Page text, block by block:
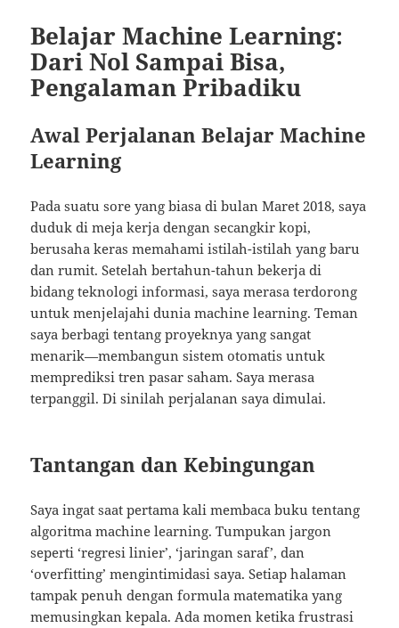
Belajar Machine Learning:
Dari Nol Sampai Bisa,
Pengalaman Pribadiku
Awal Perjalanan Belajar Machine
Learning
Pada suatu sore yang biasa di bulan Maret 2018, saya
duduk di meja kerja dengan secangkir kopi,
berusaha keras memahami istilah-istilah yang baru
dan rumit. Setelah bertahun-tahun bekerja di
bidang teknologi informasi, saya merasa terdorong
untuk menjelajahi dunia machine learning. Teman
saya berbagi tentang proyeknya yang sangat
menarik—membangun sistem otomatis untuk
memprediksi tren pasar saham. Saya merasa
terpanggil. Di sinilah perjalanan saya dimulai.
Tantangan dan Kebingungan
Saya ingat saat pertama kali membaca buku tentang
algoritma machine learning. Tumpukan jargon
seperti ‘regresi linier’, ‘jaringan saraf’, dan
‘overfitting’ mengintimidasi saya. Setiap halaman
tampak penuh dengan formula matematika yang
memusingkan kepala. Ada momen ketika frustrasi